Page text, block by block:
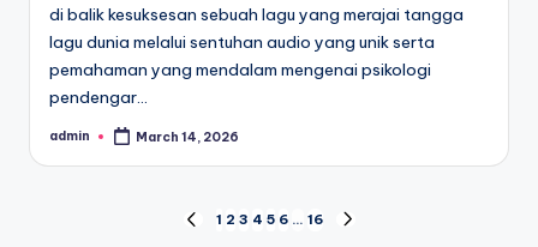
di balik kesuksesan sebuah lagu yang merajai tangga
lagu dunia melalui sentuhan audio yang unik serta
pemahaman yang mendalam mengenai psikologi
pendengar…
Posted
admin March 14, 2026
PREVIOUS
1 2 3 4 5 6 … 16